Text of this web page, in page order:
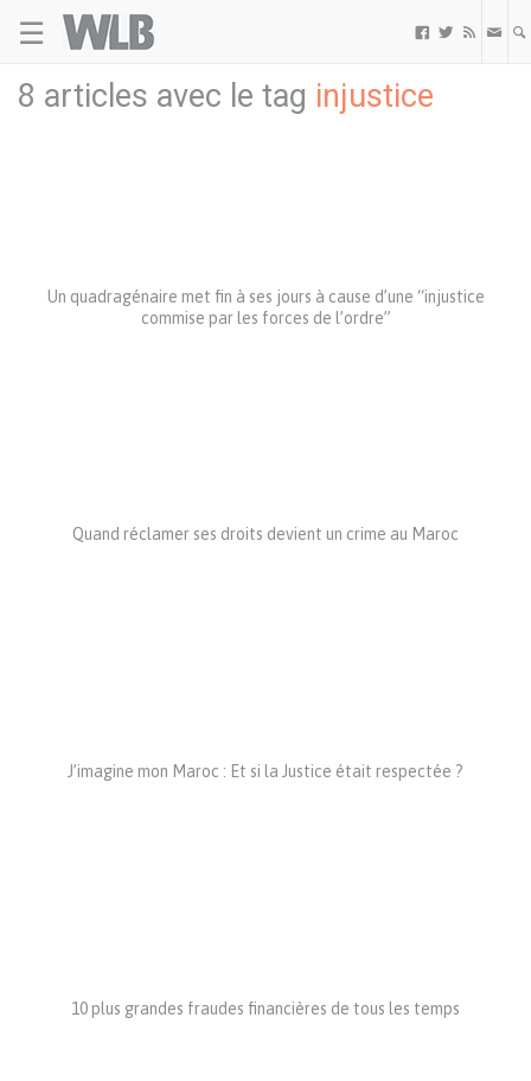
☰   
8 articles avec le tag injustice
Un quadragénaire met fin à ses jours à cause d’une “injustice
commise par les forces de l’ordre”
Quand réclamer ses droits devient un crime au Maroc
J’imagine mon Maroc : Et si la Justice était respectée ?
10 plus grandes fraudes financières de tous les temps